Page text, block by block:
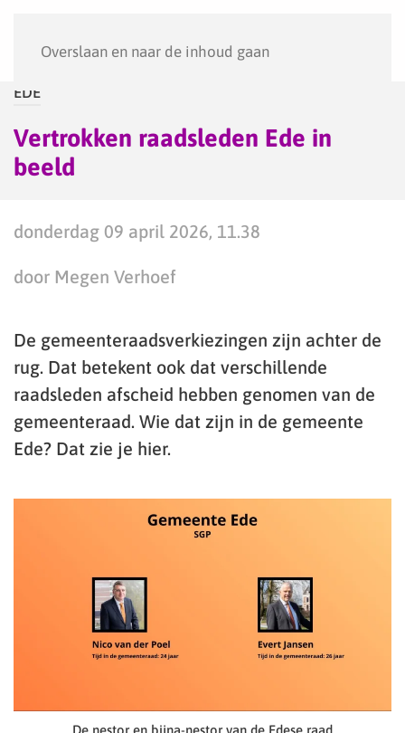
Overslaan en naar de inhoud gaan
EDE
Vertrokken raadsleden Ede in
beeld
donderdag 09 april 2026, 11.38
door Megen Verhoef
De gemeenteraadsverkiezingen zijn achter de
rug. Dat betekent ook dat verschillende
raadsleden afscheid hebben genomen van de
gemeenteraad. Wie dat zijn in de gemeente
Ede? Dat zie je hier.